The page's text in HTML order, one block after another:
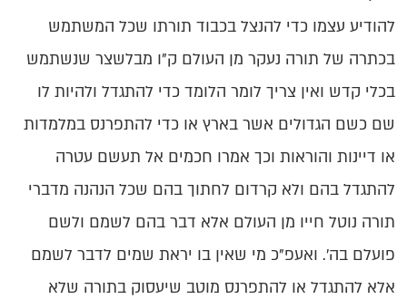
להודיע עצמו כדי להנצל בכבוד תורתו שכל המשתמש
בכתרה של תורה נעקר מן העולם ק"ו מבלשצר שנשתמש
בכלי קדש ואין צריך לומר הלומד כדי להתגדל ולהיות לו
שם כשם הגדולים אשר בארץ או כדי להתפרנס במלמדות
או דיינות והוראות וכך אמרו חכמים אל תעשם עטרה
להתגדל בהם ולא קרדום לחתוך בהם שכל הנהנה מדברי
תורה נוטל חייו מן העולם אלא דבר בהם לשמם ולשם
פועלם בה'. ואעפ"כ מי שאין בו יראת שמים לדבר לשמם
אלא להתגדל או להתפרנס מוטב שיעסוק בתורה שלא